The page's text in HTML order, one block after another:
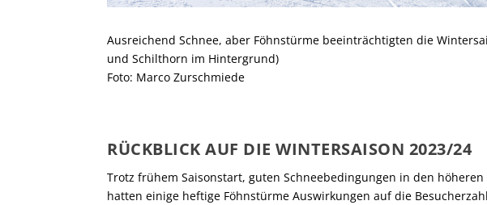
Ausreichend Schnee, aber Föhnstürme beeinträchtigten die
und Schilthorn im Hintergrund)
Foto: Marco Zurschmiede
RÜCKBLICK AUF DIE WINTERSAISON 2023/24
Trotz frühem Saisonstart, guten Schneebedingungen in den
hatten einige heftige Föhnstürme Auswirkungen auf die